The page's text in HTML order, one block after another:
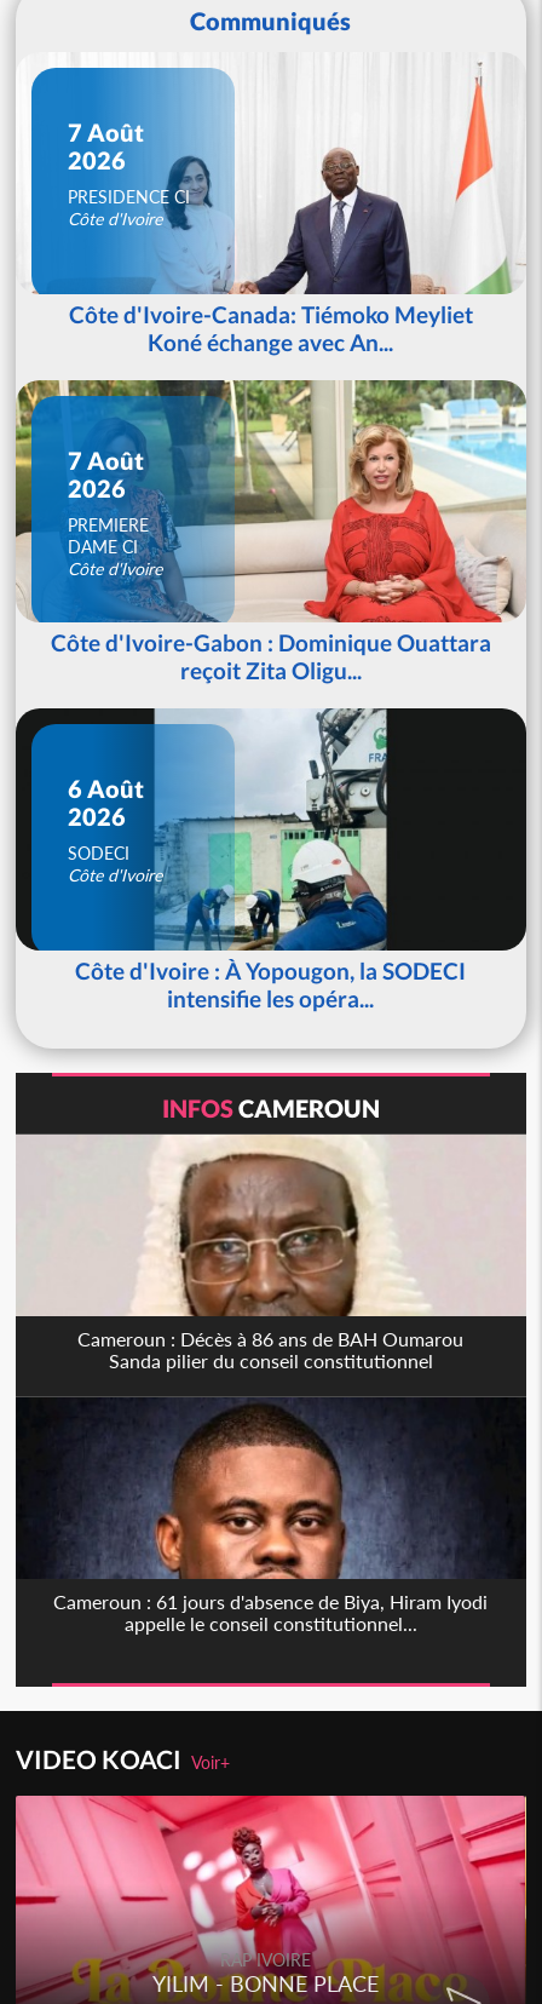
Communiqués
7 Août
2026
PRESIDENCE CI
Côte d'Ivoire
Côte d'Ivoire-Canada: Tiémoko Meyliet
Koné échange avec An...
7 Août
2026
PREMIERE
DAME CI
Côte d'Ivoire
Côte d'Ivoire-Gabon : Dominique Ouattara
reçoit Zita Oligu...
6 Août
2026
SODECI
Côte d'Ivoire
Côte d'Ivoire : À Yopougon, la SODECI
intensifie les opéra...
INFOSCAMEROUN
Cameroun : Décès à 86 ans de BAH Oumarou
Sanda pilier du conseil constitutionnel
Cameroun : 61 jours d'absence de Biya, Hiram Iyodi
appelle le conseil constitutionnel...
VIDEO KOACIVoir+
RAP IVOIRE
YILIM - BONNE PLACE